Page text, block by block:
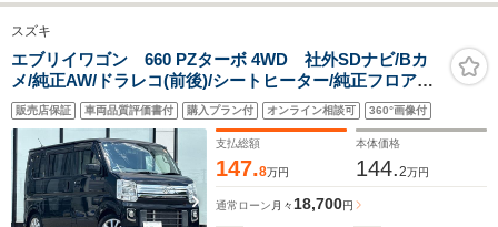
スズキ
エブリイワゴン 660 PZターボ 4WD 社外SDナビ/Bカ
メ/純正AW/ドラレコ(前後)/シートヒーター/純正フロアマ
ット/ステアリングスイッチ/片側パワスラドア/電動格納ミ
ラー/ドアバイザー/フォグランプ/スマートキー×2本
販売店保証 車両品質評価書付 購入プラン付 オンライン相談可 360°画像付
支払総額
147.8万円
本体価格
144.2万円
通常ローン 月々18,700円